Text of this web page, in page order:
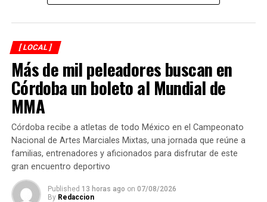
Anuncian la Carrera del Color
[ LOCAL ]
Más de mil peleadores buscan en
Córdoba un boleto al Mundial de
MMA
Córdoba recibe a atletas de todo México en el Campeonato
Nacional de Artes Marciales Mixtas, una jornada que reúne a
familias, entrenadores y aficionados para disfrutar de este
gran encuentro deportivo
Published 13 horas ago on 07/08/2026
By Redaccion